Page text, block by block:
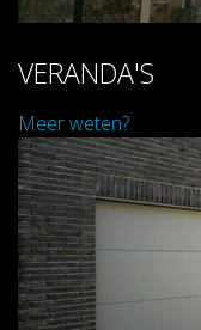
VERANDA'S
Meer weten?